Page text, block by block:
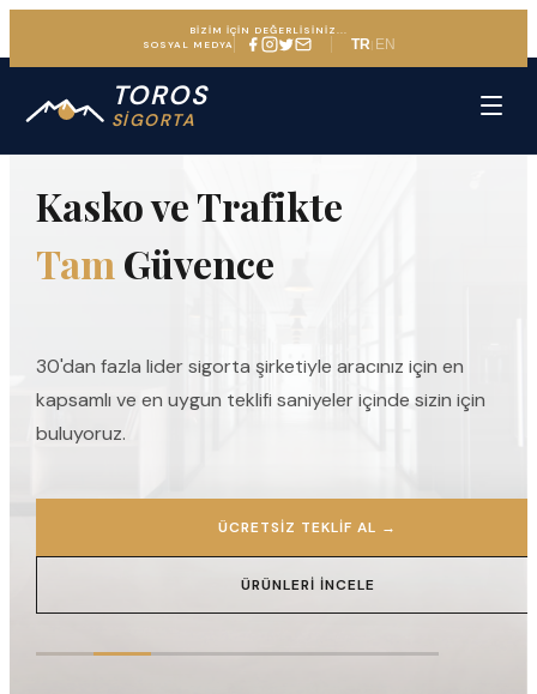
BİZİM İÇİN DEĞERLİSİNİZ...
SOSYAL MEDYA
TR| EN
TOROS
SİGORTA
ARAÇ SIGORTASINDA UZMAN DENEYIM
Kasko ve Trafikte
Tam Güvence
30'dan fazla lider sigorta şirketiyle aracınız için en
kapsamlı ve en uygun teklifi saniyeler içinde sizin için
buluyoruz.
ÜCRETSIZ TEKLIF AL →
ÜRÜNLERI İNCELE